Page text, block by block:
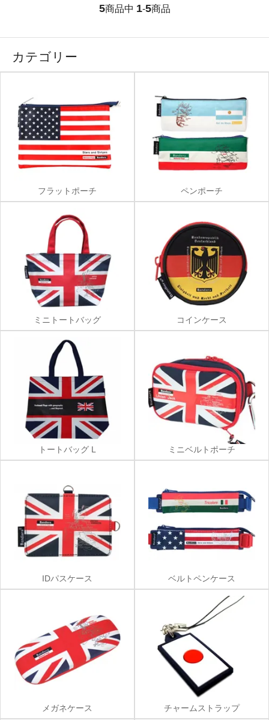
5商品中 1-5商品
カテゴリー
フラットポーチ ペンポーチ
ミニトートバッグ コインケース
トートバッグ L ミニベルトポーチ
IDパスケース ベルトペンケース
メガネケース チャームストラップ